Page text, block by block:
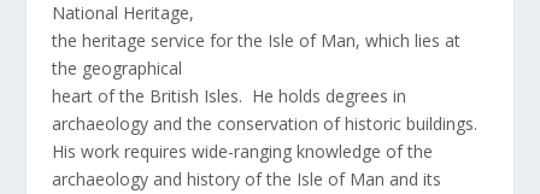
National Heritage,
the heritage service for the Isle of Man, which lies at
the geographical
heart of the British Isles. He holds degrees in
archaeology and the conservation of historic buildings.
His work requires wide-ranging knowledge of the
archaeology and history of the Isle of Man and its